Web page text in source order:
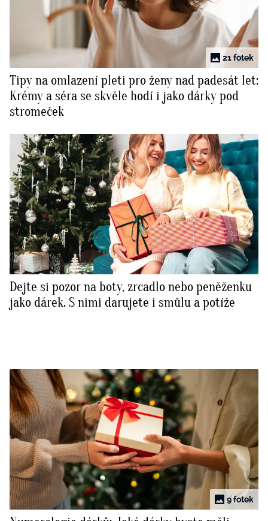
21 fotek
Tipy na omlazení pleti pro ženy nad padesát let:
Krémy a séra se skvěle hodí i jako dárky pod
stromeček
Dejte si pozor na boty, zrcadlo nebo peněženku
jako dárek. S nimi darujete i smůlu a potíže
9 fotek